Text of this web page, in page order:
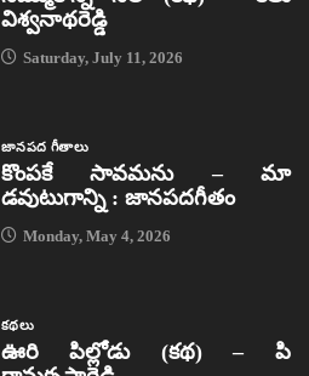
విశ్వనాథరెడ్డి
Saturday, July 11, 2026
జానపద గీతాలు
కొంపకే సావమను – మా
డవుటుగాన్ని : జానపదగీతం
Monday, May 4, 2026
కథలు
ఊరి పిల్లోడు (కథ) – పి